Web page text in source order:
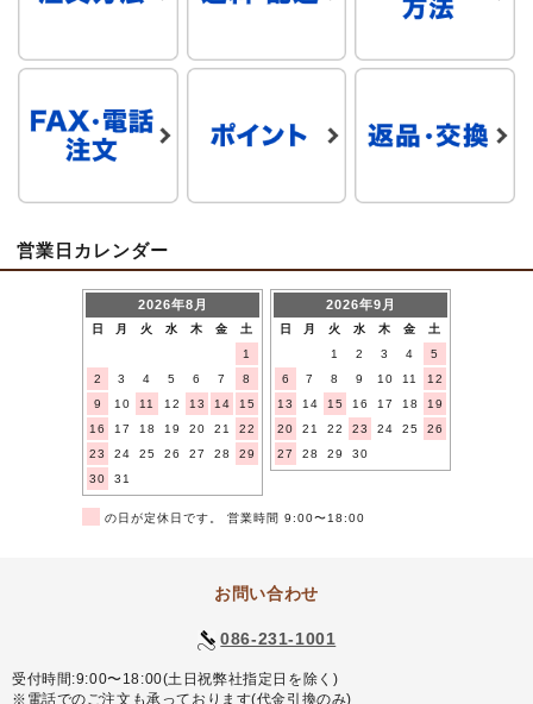
営業日カレンダー
2026年8月
日 月 火 水 木 金
土
1
2
3 4 5 6 7
8
9
10 11 12 13 14
15
16
17 18 19 20 21
22
23
24 25 26 27 28
29
30
31
2026年9月
日 月 火 水 木 金
土
1
2 3 4
5
6
7 8 9 10 11
12
13
14 15 16 17 18
19
20
21 22 23 24 25
26
27
28 29 30
の日が定休日です。 営業時間 9:00〜18:00
お問い合わせ
086-231-1001
受付時間:9:00〜18:00(土日祝弊社指定日を除く)
※電話でのご注文も承っております(代金引換のみ)